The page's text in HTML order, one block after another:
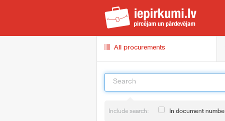
All procurements
Include search: In document